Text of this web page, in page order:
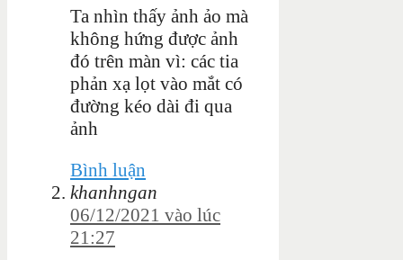
Ta nhìn thấy ảnh ảo mà
không hứng được ảnh
đó trên màn vì: các tia
phản xạ lọt vào mắt có
đường kéo dài đi qua
ảnh
Bình luận
khanhngan
06/12/2021 vào lúc
21:27